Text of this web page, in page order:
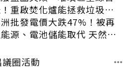
重啟焚化爐能拯救垃圾危
？
批發電價大跌47%！被再
源、電池儲能取代 天然氣
圈活動